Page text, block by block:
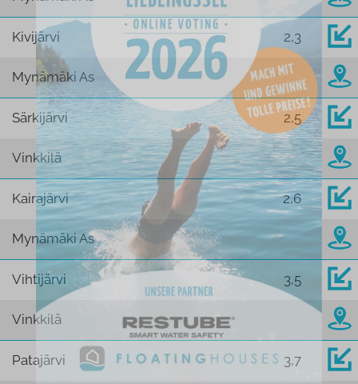
Kivijärvi 2,3
Mynämäki As
Särkijärvi 2,5
Vinkkilä
Kairajärvi 2,6
Mynämäki As
Vihtijärvi 3,5
Vinkkilä
Patajärvi 3,7